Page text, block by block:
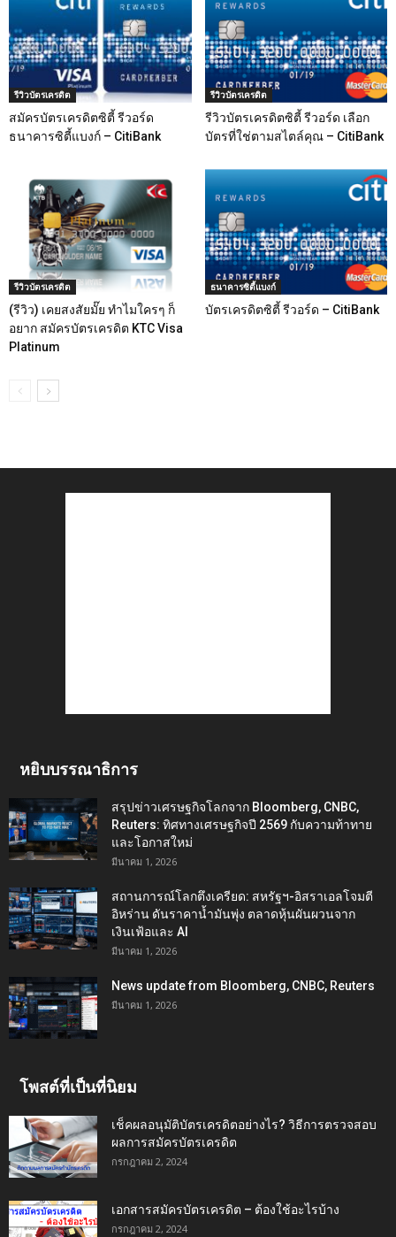
รีวิวบัตรเครดิต
สมัครบัตรเครดิตซิตี้ รีวอร์ด
ธนาคารซิตี้แบงก์ – CitiBank
รีวิวบัตรเครดิต
รีวิวบัตรเครดิตซิตี้ รีวอร์ด เลือก
บัตรที่ใช่ตามสไตล์คุณ – CitiBank
รีวิวบัตรเครดิต
(รีวิว) เคยสงสัยมั๊ย ทำไมใครๆ ก็
อยาก สมัครบัตรเครดิต KTC Visa
Platinum
ธนาคารซิตี้แบงก์
บัตรเครดิตซิตี้ รีวอร์ด – CitiBank
หยิบบรรณาธิการ
สรุปข่าวเศรษฐกิจโลกจาก Bloomberg, CNBC,
Reuters: ทิศทางเศรษฐกิจปี 2569 กับความท้าทาย
และโอกาสใหม่
มีนาคม 1, 2026
สถานการณ์โลกตึงเครียด: สหรัฐฯ-อิสราเอลโจมตี
อิหร่าน ดันราคาน้ำมันพุ่ง ตลาดหุ้นผันผวนจาก
เงินเฟ้อและ AI
มีนาคม 1, 2026
News update from Bloomberg, CNBC, Reuters
มีนาคม 1, 2026
โพสต์ที่เป็นที่นิยม
เช็คผลอนุมัติบัตรเครดิตอย่างไร? วิธีการตรวจสอบ
ผลการสมัครบัตรเครดิต
กรกฎาคม 2, 2024
เอกสารสมัครบัตรเครดิต – ต้องใช้อะไรบ้าง
กรกฎาคม 2, 2024